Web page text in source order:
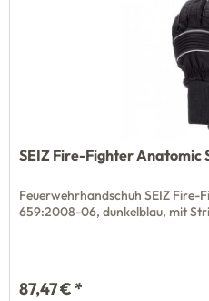
SEIZ Fire-Fighter Anatomic
Feuerwehrhandschuh SEIZ Fire-
659:2008-06, dunkelblau, mit
87,47 € *